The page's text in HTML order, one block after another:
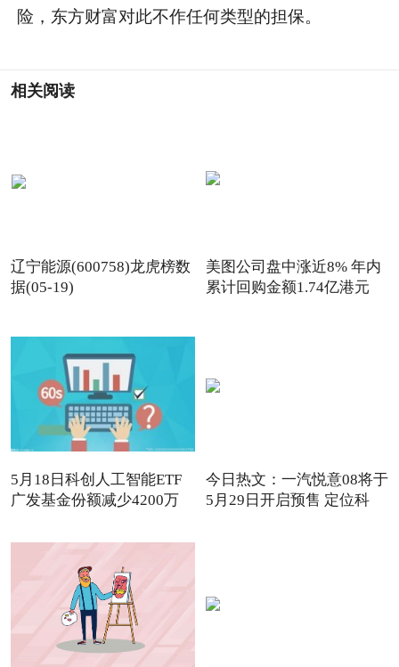
险，东方财富对此不作任何类型的担保。
相关阅读
辽宁能源(600758)龙虎榜数
据(05-19)
美图公司盘中涨近8% 年内
累计回购金额1.74亿港元
5月18日科创人工智能ETF
广发基金份额减少4200万
今日热文：一汽悦意08将于
5月29日开启预售 定位科